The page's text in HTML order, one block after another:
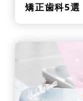
矯正歯科5選